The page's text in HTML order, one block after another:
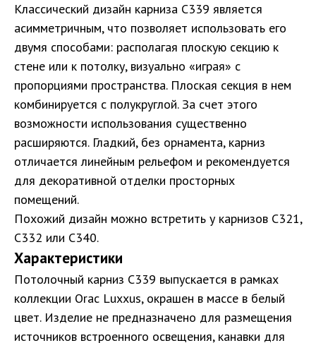
Классический дизайн карниза С339 является
асимметричным, что позволяет использовать его
двумя способами: располагая плоскую секцию к
стене или к потолку, визуально «играя» с
пропорциями пространства. Плоская секция в нем
комбинируется с полукруглой. За счет этого
возможности использования существенно
расширяются. Гладкий, без орнамента, карниз
отличается линейным рельефом и рекомендуется
для декоративной отделки просторных
помещений.
Похожий дизайн можно встретить у карнизов C321,
C332 или C340.
Характеристики
Потолочный карниз С339 выпускается в рамках
коллекции Orac Luxxus, окрашен в массе в белый
цвет. Изделие не предназначено для размещения
источников встроенного освещения, канавки для